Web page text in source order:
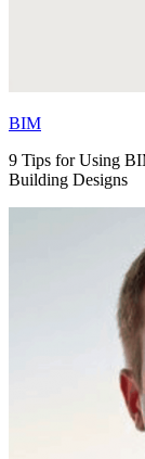
BIM
9 Tips for Using
Building Designs